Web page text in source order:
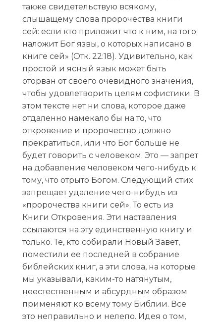
также свидетельствую всякому,
слышащему слова пророчества книги
сей: если кто приложит что к ним, на того
наложит Бог язвы, о которых написано в
книге сей» (Отк. 22:18). Удивительно, как
простой и ясный язык может быть
оторван от своего очевидного значения,
чтобы удовлетворить целям софистики. В
этом тексте нет ни слова, которое даже
отдаленно намекало бы на то, что
откровение и пророчество должно
прекратиться, или что Бог больше не
будет говорить с человеком. Это — запрет
на добавление человеком чего-нибудь к
тому, что отрыто Богом. Следующий стих
запрещает удаление чего-нибудь из
«пророчества книги сей». То есть из
Книги Откровения. Эти наставления
ссылаются на эту единственную книгу и
только. Те, кто собирали Новый Завет,
поместили ее последней в собрание
библейских книг, а эти слова, на которые
мы указывали, каким-то натянутым,
неестественным и абсурдным образом
применяют ко всему тому Библии. Все
это неправильно и нелепо. Идея о том,